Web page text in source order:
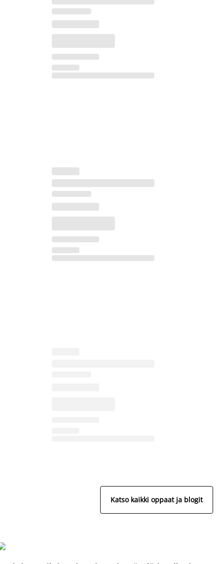
Katso kaikki oppaat ja blogit